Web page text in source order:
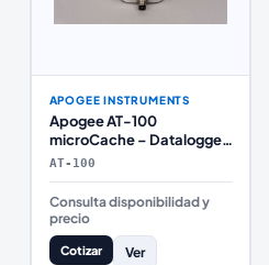
APOGEE INSTRUMENTS
Apogee AT-100
microCache – Datalogger
Bluetooth de un Solo
Sensor (iOS/Android, 9
Meses de Registro)
AT-100
Consulta disponibilidad y
precio
Cotizar Ver